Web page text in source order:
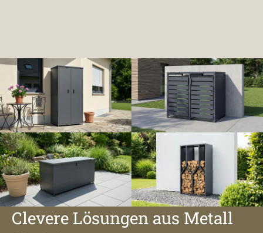
Clevere Lösungen aus Metall